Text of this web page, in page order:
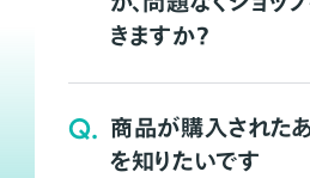
きますか？
Q. 商品が購入された
を知りたいです